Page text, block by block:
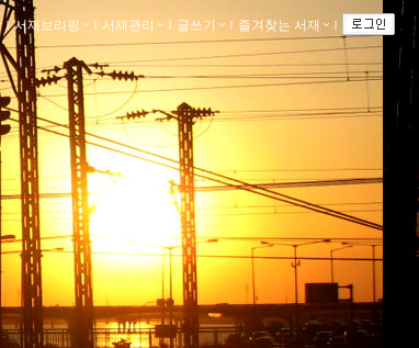
ｌ서재브리핑 ｌ 서재관리 ｌ 글쓰기 ｌ 즐겨찾는 서재 ｌ